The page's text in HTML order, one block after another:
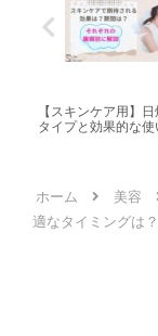
【スキンケア用】
タイプと効果的な
ホーム 美容
適なタイミングは